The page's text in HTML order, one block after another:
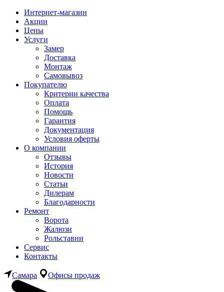
Интернет-магазин
Акции
Цены
Услуги
Замер
Доставка
Монтаж
Самовывоз
Покупателю
Критерии качества
Оплата
Помощь
Гарантия
Документация
Условия оферты
О компании
Отзывы
История
Новости
Статьи
Дилерам
Благодарности
Ремонт
Ворота
Жалюзи
Рольставни
Сервис
Контакты
Самара Офисы продаж